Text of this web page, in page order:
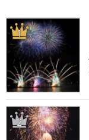
1
2